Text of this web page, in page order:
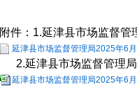
附件：1.延津县市场监督
延津县市场监督管理局2025年6
2.延津县市场监督管理局
延津县市场监督管理局2025年6